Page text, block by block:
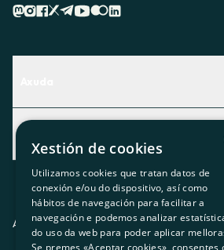
Descubre qué servicio te encaja
Contacto
Actualidad
O recuncho da socia
Prensa
Aviso legalPolítica de privacidadPolítica
CATALAN
SPANISH
GL
Xestión de cookies
Utilizamos cookies que tratan datos de
conexión e/ou do dispositivo, así como
hábitos de navegación para facilitar a
navegación e podemos analizar
do uso da web para poder aplicar
Se premes «Aceptar cookies», consentes